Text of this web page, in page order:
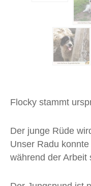
Flocky stammt
Der junge Rüde
Unser Radu
während der Arbeit